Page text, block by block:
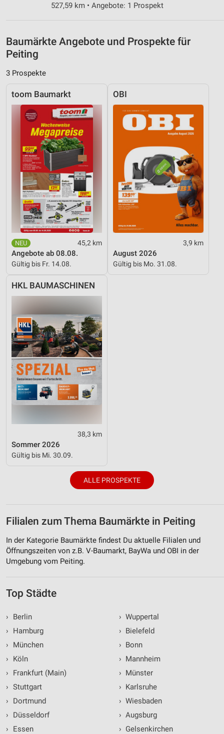
527,59 km • Angebote: 1 Prospekt
Baumärkte Angebote und Prospekte für
Peiting
3 Prospekte
toom Baumarkt
45,2 km
Angebote ab 08.08.
Gültig bis Fr. 14.08.
OBI
3,9 km
August 2026
Gültig bis Mo. 31.08.
HKL BAUMASCHINEN
38,3 km
Sommer 2026
Gültig bis Mi. 30.09.
ALLE PROSPEKTE
Filialen zum Thema Baumärkte in Peiting
In der Kategorie Baumärkte findest Du aktuelle Filialen und
Öffnungszeiten von z.B. V-Baumarkt, BayWa und OBI in der
Umgebung vom Peiting.
Top Städte
›
Berlin
›
Hamburg
›
München
›
Köln
›
Frankfurt (Main)
› Stuttgart
›
Dortmund
›
Düsseldorf
›
Essen
› Wuppertal
› Bielefeld
› Bonn
› Mannheim
› Münster
› Karlsruhe
› Wiesbaden
› Augsburg
› Gelsenkirchen
Verwendung reduzierter Daten zur Auswahl von
Verwendung genauer Standortdaten
Geräte anhand von aktiv angeforderten
Informationen identifizieren
Nicht-IAB-Verarbeitungszwecke:
Notwendig
Performance
Funktional
Werbung